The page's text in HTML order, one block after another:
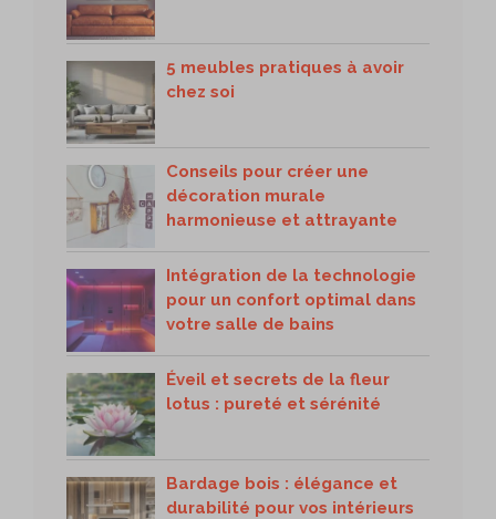
5 meubles pratiques à avoir
chez soi
Conseils pour créer une
décoration murale
harmonieuse et attrayante
Intégration de la technologie
pour un confort optimal dans
votre salle de bains
Éveil et secrets de la fleur
lotus : pureté et sérénité
Bardage bois : élégance et
durabilité pour vos intérieurs